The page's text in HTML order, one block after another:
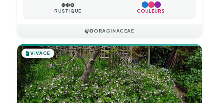
❄️❄️❄️
RUSTIQUE COULEURS
🍃BORAGINACEAE
🪴VIVACE